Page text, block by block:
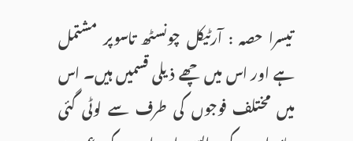
تیسرا حصہ : آرٹیکل چونسٹھ تاسوپر مشتمل
ہے اور اس میں چھے ذیلی قسمیں ہیں۔ اس
میں مختلف فوجوں کی طرف سے لوٹی گئی